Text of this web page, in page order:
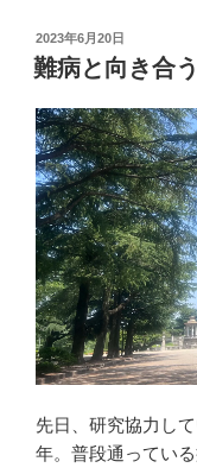
c
e
b
o
o
k
o
d
o
n
投
稿
日:
2023年6月20日
難病と向き合
先日、研究協力し
年。普段通ってい